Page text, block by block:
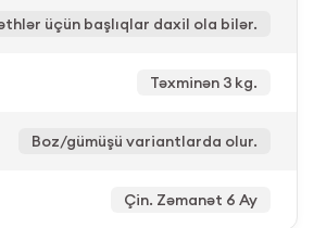
üçün başlıqlar daxil ola bilər.
Təxminən 3 kg.
Boz/gümüşü variantlarda olur.
Çin. Zəmanət 6 Ay